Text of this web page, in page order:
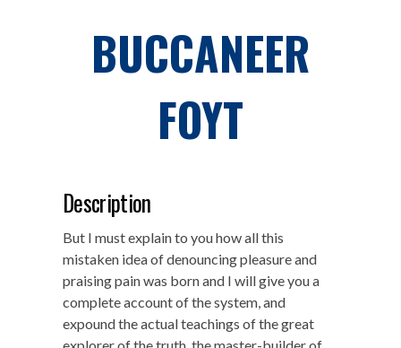
BUCCANEER
FOYT
Description
But I must explain to you how all this
mistaken idea of denouncing pleasure and
praising pain was born and I will give you a
complete account of the system, and
expound the actual teachings of the great